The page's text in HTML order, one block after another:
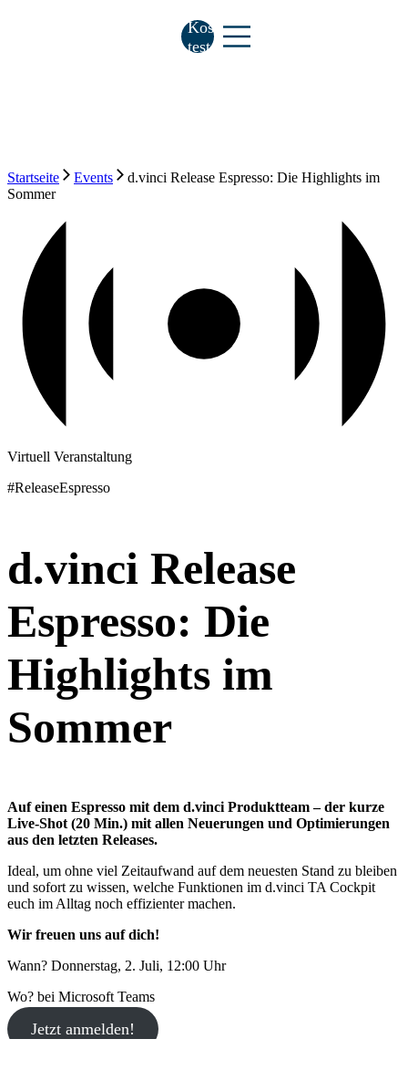
Kostenlos
testen
Startseite Events
d.vinci Release Espresso: Die Highlights im
Sommer
Virtuell Veranstaltung
#ReleaseEspresso
d.vinci Release
Espresso: Die
Highlights im
Sommer
Auf einen Espresso mit dem d.vinci Produktteam – der kurze
Live-Shot (20 Min.) mit allen Neuerungen und Optimierungen
aus den letzten Releases.
Ideal, um ohne viel Zeitaufwand auf dem neuesten Stand zu bleiben
und sofort zu wissen, welche Funktionen im d.vinci TA Cockpit
euch im Alltag noch effizienter machen.
Wir freuen uns auf dich!
Wann? Donnerstag, 2. Juli, 12:00 Uhr
Wo? bei Microsoft Teams
Jetzt anmelden!